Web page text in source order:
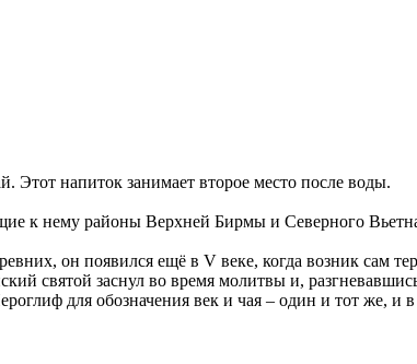
Этот напиток занимает второе место после воды.
к нему районы Верхней Бирмы и Северного
он появился ещё в V веке, когда возник сам
святой заснул во время молитвы и,
для обозначения век и чая – один и тот же, и